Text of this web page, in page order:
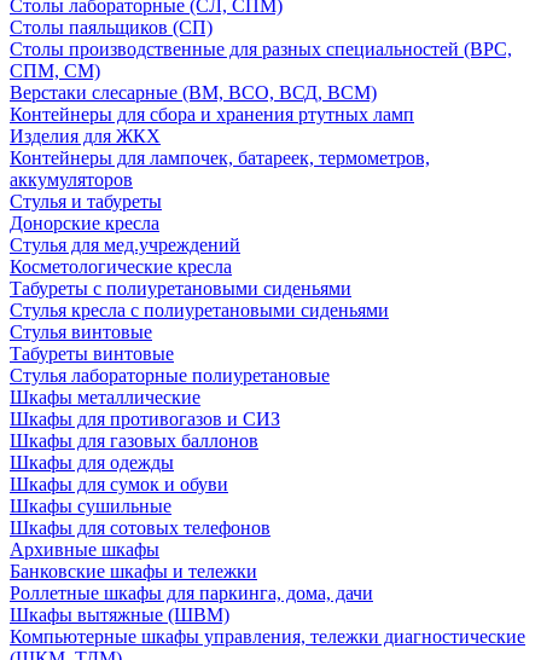
Столы лабораторные (СЛ, СПМ)
Столы паяльщиков (СП)
Столы производственные для разных специальностей (ВРС,
СПМ, СМ)
Верстаки слесарные (ВМ, ВСО, ВСД, ВСМ)
Контейнеры для сбора и хранения ртутных ламп
Изделия для ЖКХ
Контейнеры для лампочек, батареек, термометров,
аккумуляторов
Стулья и табуреты
Донорские кресла
Стулья для мед.учреждений
Косметологические кресла
Табуреты с полиуретановыми сиденьями
Стулья кресла с полиуретановыми сиденьями
Стулья винтовые
Табуреты винтовые
Стулья лабораторные полиуретановые
Шкафы металлические
Шкафы для противогазов и СИЗ
Шкафы для газовых баллонов
Шкафы для одежды
Шкафы для сумок и обуви
Шкафы сушильные
Шкафы для сотовых телефонов
Архивные шкафы
Банковские шкафы и тележки
Роллетные шкафы для паркинга, дома, дачи
Шкафы вытяжные (ШВМ)
Компьютерные шкафы управления, тележки диагностические